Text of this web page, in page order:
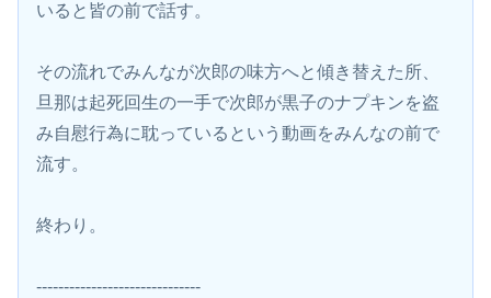
いると皆の前で話す。
その流れでみんなが次郎の味方へと傾き替えた所、
旦那は起死回生の一手で次郎が黒子のナプキンを盗
み自慰行為に耽っているという動画をみんなの前で
流す。
終わり。
------------------------------